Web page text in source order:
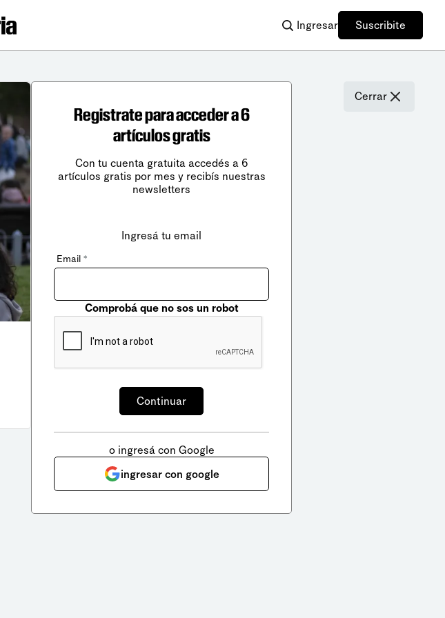
Ingresar Suscribite
Cerrar
Registrate para acceder a 6
artículos gratis
Con tu cuenta gratuita accedés a 6
artículos gratis por mes y recibís nuestras
newsletters
Ingresá tu email
Email *
Comprobá que no sos un robot
o ingresá con Google
ingresar con google